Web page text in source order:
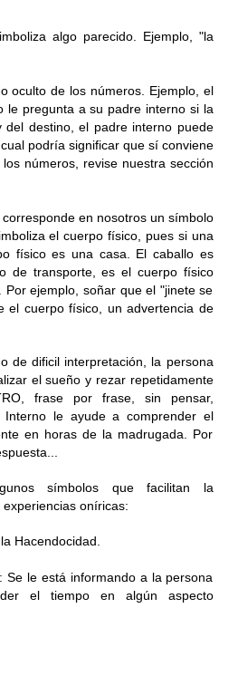
algo parecido. Ejemplo, "la
oculto de los números. Ejemplo, el
le pregunta a su padre interno si la
destino, el padre interno puede
podría significar que sí conviene
números, revise nuestra sección
en nosotros un símbolo
el cuerpo físico, pues si una
físico es una casa. El caballo es
de transporte, es el cuerpo físico
ejemplo, soñar que el "jinete se
el cuerpo físico, un advertencia de
de dificil interpretación, la persona
el sueño y rezar repetidamente
frase por frase, sin pensar,
le ayude a comprender el
en horas de la madrugada. Por
símbolos que facilitan la
oníricas:
Hacendocidad.
Se le está informando a la persona
el tiempo en algún aspecto